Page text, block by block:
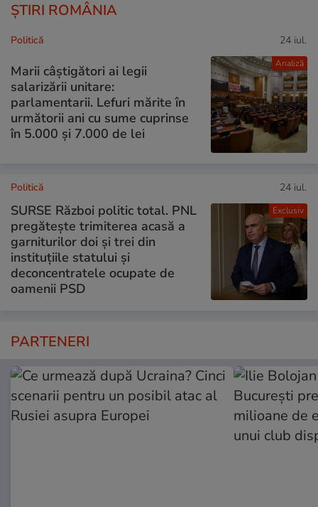
ȘTIRI ROMÂNIA
Analiză
Politică 24 iul.
Marii câștigători ai legii
salarizării unitare:
parlamentarii. Lefuri mărite în
următorii ani cu sume cuprinse
în 5.000 și 7.000 de lei
Exclusiv
Politică 24 iul.
SURSE Război politic total. PNL
pregătește trimiterea acasă a
garniturilor doi și trei din
instituțiile statului și
deconcentratele ocupate de
oamenii PSD
PARTENERI